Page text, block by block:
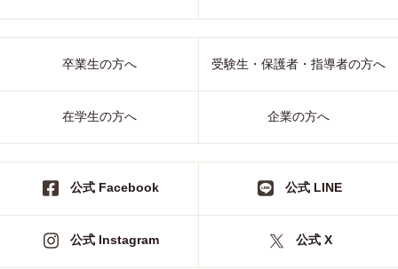
卒業生の方へ 受験生・保護者・指導者の方へ
在学生の方へ 企業の方へ
公式 Facebook 公式 LINE
公式 Instagram 公式 X